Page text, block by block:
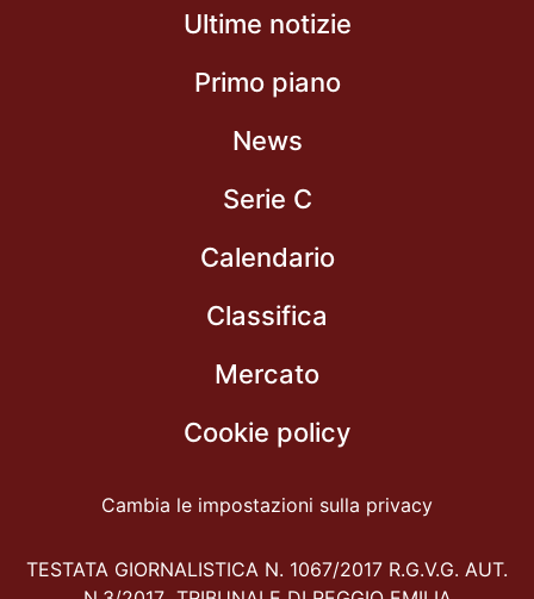
Ultime notizie
Primo piano
News
Serie C
Calendario
Classifica
Mercato
Cookie policy
Cambia le impostazioni sulla privacy
TESTATA GIORNALISTICA N. 1067/2017 R.G.V.G. AUT.